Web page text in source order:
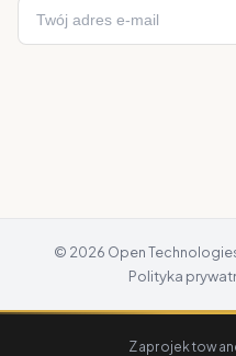
© 2026 Open
Polityka